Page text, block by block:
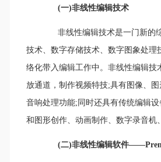
(一)非线性编辑技术
非线性编辑技术是一门新的综
技术、数字存储技术、数字图象处
络化带入编辑工作中。非线性编辑
放通道，制作视频特技;具有图像、
音响处理功能;同时还具有传统编辑
和图形创作、动画制作、数字录音机
(二)非线性编辑软件